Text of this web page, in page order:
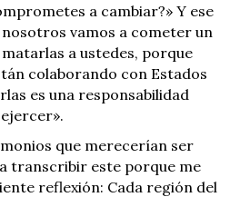
a cambiar?» Y ese
vamos a cometer un
a ustedes, porque
colaborando con Estados
es una responsabilidad
que merecerían ser
transcribir este porque me
reflexión: Cada región del